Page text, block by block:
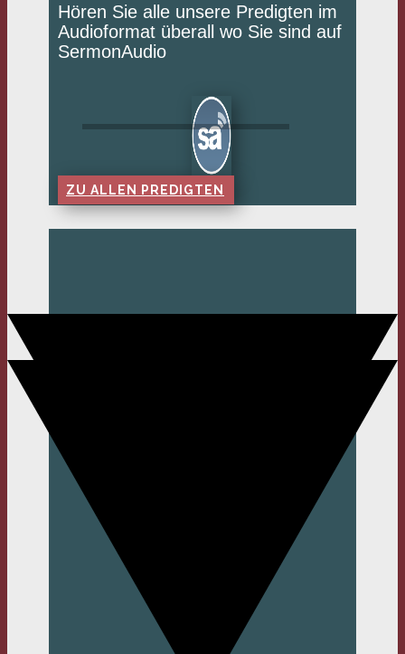
Hören Sie alle unsere Predigten im
Audioformat überall wo Sie sind auf
SermonAudio
ZU ALLEN PREDIGTEN